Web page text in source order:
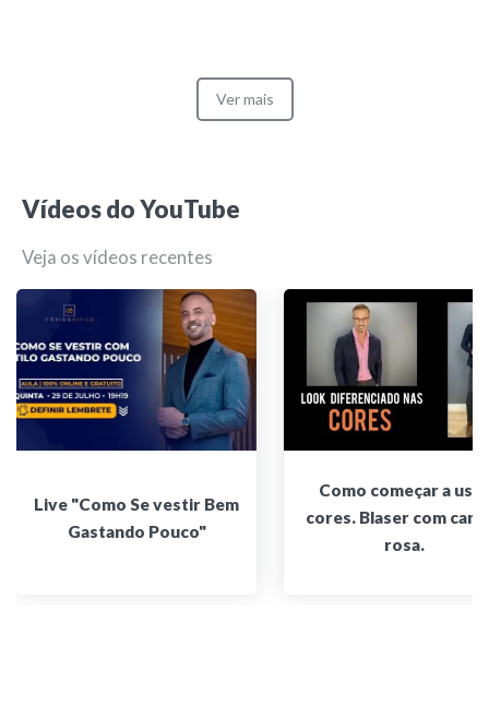
Ver mais
Vídeos do YouTube
Veja os vídeos recentes
Live "Como Se vestir Bem
Gastando Pouco"
Como começar a usar
cores. Blaser com
rosa.